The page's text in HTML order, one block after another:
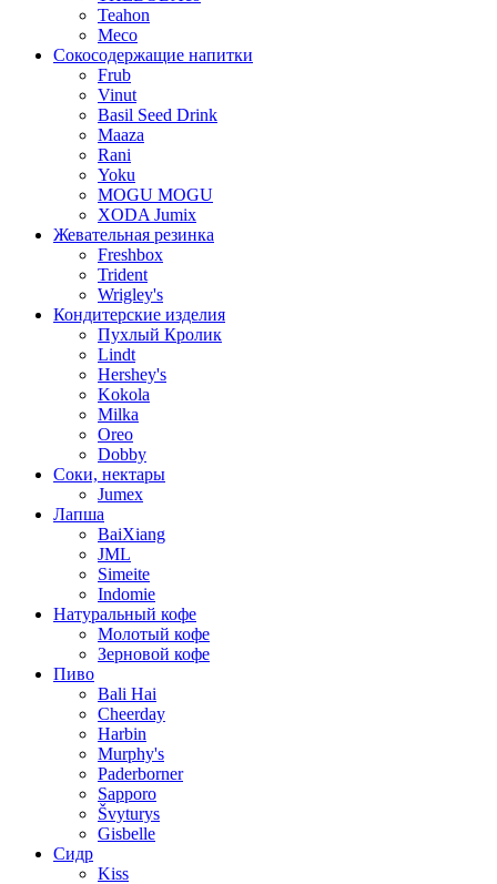
Teahon
Meco
Сокосодержащие напитки
Frub
Vinut
Basil Seed Drink
Maaza
Rani
Yoku
MOGU MOGU
XODA Jumix
Жевательная резинка
Freshbox
Trident
Wrigley's
Кондитерские изделия
Пухлый Кролик
Lindt
Hershey's
Kokola
Milka
Oreo
Dobby
Соки, нектары
Jumex
Лапша
BaiXiang
JML
Simeite
Indomie
Натуральный кофе
Молотый кофе
Зерновой кофе
Пиво
Bali Hai
Cheerday
Harbin
Murphy's
Paderborner
Sapporo
Švyturys
Gisbelle
Сидр
Kiss